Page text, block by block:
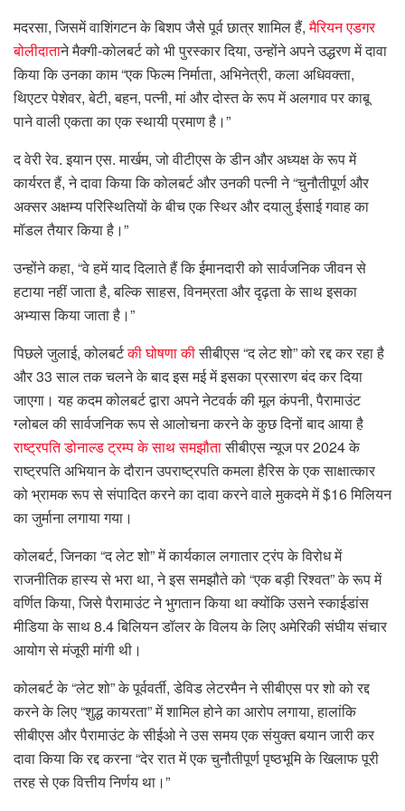
मदरसा, जिसमें वाशिंगटन के बिशप जैसे पूर्व छात्र शामिल हैं,मैरियन एडगर
बोलीदाताने मैक्गी-कोलबर्ट को भी पुरस्कार दिया, उन्होंने अपने उद्धरण में दावा
किया कि उनका काम “एक फिल्म निर्माता, अभिनेत्री, कला अधिवक्ता,
थिएटर पेशेवर, बेटी, बहन, पत्नी, मां और दोस्त के रूप में अलगाव पर काबू
पाने वाली एकता का एक स्थायी प्रमाण है।”
द वेरी रेव. इयान एस. मार्खम, जो वीटीएस के डीन और अध्यक्ष के रूप में
कार्यरत हैं, ने दावा किया कि कोलबर्ट और उनकी पत्नी ने “चुनौतीपूर्ण और
अक्सर अक्षम्य परिस्थितियों के बीच एक स्थिर और दयालु ईसाई गवाह का
मॉडल तैयार किया है।”
उन्होंने कहा, “वे हमें याद दिलाते हैं कि ईमानदारी को सार्वजनिक जीवन से
हटाया नहीं जाता है, बल्कि साहस, विनम्रता और दृढ़ता के साथ इसका
अभ्यास किया जाता है।”
पिछले जुलाई, कोलबर्टकी घोषणा कीसीबीएस “द लेट शो” को रद्द कर रहा है
और 33 साल तक चलने के बाद इस मई में इसका प्रसारण बंद कर दिया
जाएगा। यह कदम कोलबर्ट द्वारा अपने नेटवर्क की मूल कंपनी, पैरामाउंट
ग्लोबल की सार्वजनिक रूप से आलोचना करने के कुछ दिनों बाद आया है
राष्ट्रपति डोनाल्ड ट्रम्प के साथ समझौतासीबीएस न्यूज पर 2024 के
राष्ट्रपति अभियान के दौरान उपराष्ट्रपति कमला हैरिस के एक साक्षात्कार
को भ्रामक रूप से संपादित करने का दावा करने वाले मुकदमे में $16 मिलियन
का जुर्माना लगाया गया।
कोलबर्ट, जिनका “द लेट शो” में कार्यकाल लगातार ट्रंप के विरोध में
राजनीतिक हास्य से भरा था, ने इस समझौते को “एक बड़ी रिश्वत” के रूप में
वर्णित किया, जिसे पैरामाउंट ने भुगतान किया था क्योंकि उसने स्काईडांस
मीडिया के साथ 8.4 बिलियन डॉलर के विलय के लिए अमेरिकी संघीय संचार
आयोग से मंजूरी मांगी थी।
कोलबर्ट के “लेट शो” के पूर्ववर्ती, डेविड लेटरमैन ने सीबीएस पर शो को रद्द
करने के लिए “शुद्ध कायरता” में शामिल होने का आरोप लगाया, हालांकि
सीबीएस और पैरामाउंट के सीईओ ने उस समय एक संयुक्त बयान जारी कर
दावा किया कि रद्द करना “देर रात में एक चुनौतीपूर्ण पृष्ठभूमि के खिलाफ पूरी
तरह से एक वित्तीय निर्णय था।”